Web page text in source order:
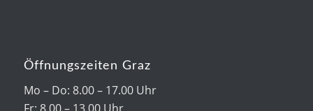
Öffnungszeiten Graz
Mo – Do: 8.00 – 17.00 Uhr